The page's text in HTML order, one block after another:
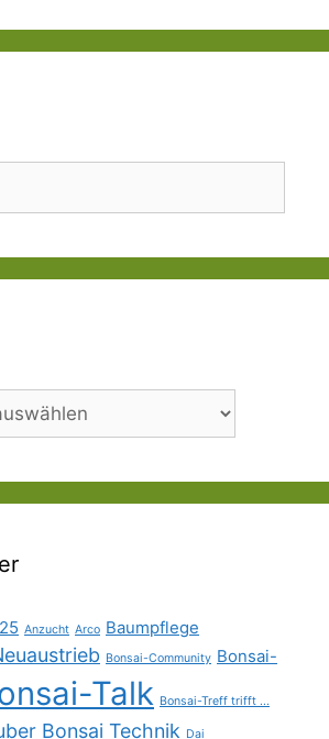
Anzucht Arco Baumpflege
Bonsai-Community Bonsai-
Talk Bonsai-Treff trifft ...
Bonsai Technik Dai